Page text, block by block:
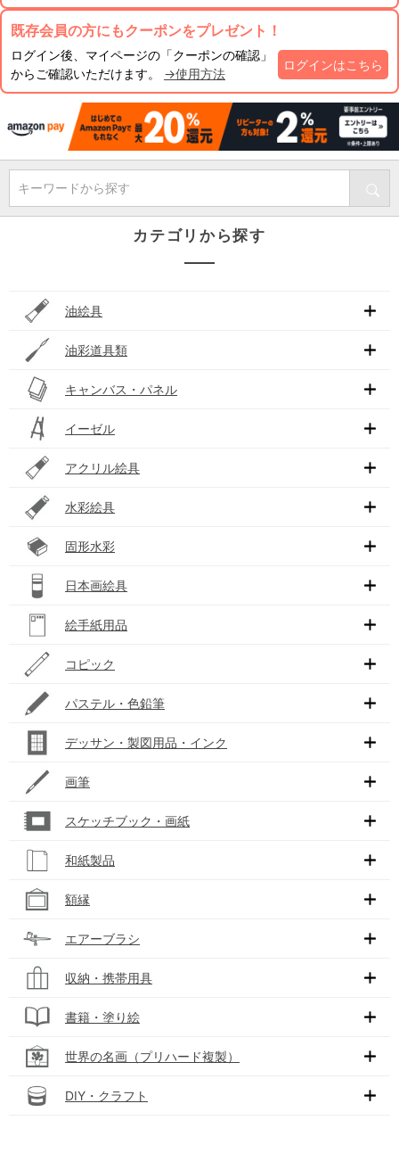
既存会員の方にもクーポンをプレゼント！
ログイン後、マイページの「クーポンの確認」
からご確認いただけます。 →使用方法
ログインはこちら
キーワードから探す
カテゴリから探す
油絵具
油彩道具類
キャンバス・パネル
イーゼル
アクリル絵具
水彩絵具
固形水彩
日本画絵具
絵手紙用品
コピック
パステル・色鉛筆
デッサン・製図用品・インク
画筆
スケッチブック・画紙
和紙製品
額縁
エアーブラシ
収納・携帯用具
書籍・塗り絵
世界の名画（プリハード複製）
DIY・クラフト